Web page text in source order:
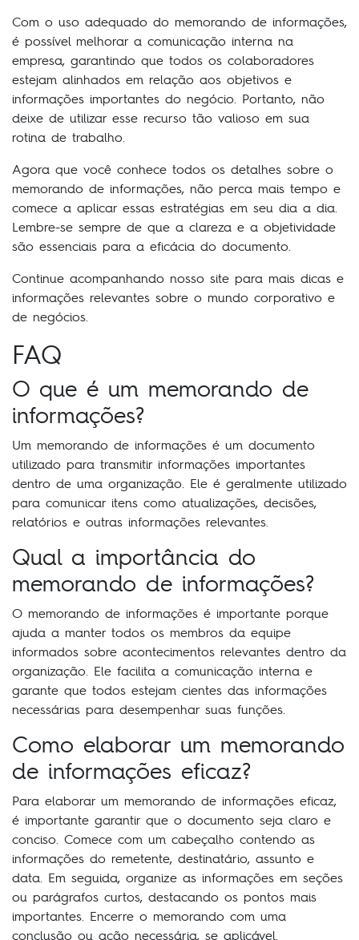
Com o uso adequado do memorando de informações,
é possível melhorar a comunicação interna na
empresa, garantindo que todos os colaboradores
estejam alinhados em relação aos objetivos e
informações importantes do negócio. Portanto, não
deixe de utilizar esse recurso tão valioso em sua
rotina de trabalho.
Agora que você conhece todos os detalhes sobre o
memorando de informações, não perca mais tempo e
comece a aplicar essas estratégias em seu dia a dia.
Lembre-se sempre de que a clareza e a objetividade
são essenciais para a eficácia do documento.
Continue acompanhando nosso site para mais dicas e
informações relevantes sobre o mundo corporativo e
de negócios.
FAQ
O que é um memorando de
informações?
Um memorando de informações é um documento
utilizado para transmitir informações importantes
dentro de uma organização. Ele é geralmente utilizado
para comunicar itens como atualizações, decisões,
relatórios e outras informações relevantes.
Qual a importância do
memorando de informações?
O memorando de informações é importante porque
ajuda a manter todos os membros da equipe
informados sobre acontecimentos relevantes dentro da
organização. Ele facilita a comunicação interna e
garante que todos estejam cientes das informações
necessárias para desempenhar suas funções.
Como elaborar um memorando
de informações eficaz?
Para elaborar um memorando de informações eficaz,
é importante garantir que o documento seja claro e
conciso. Comece com um cabeçalho contendo as
informações do remetente, destinatário, assunto e
data. Em seguida, organize as informações em seções
ou parágrafos curtos, destacando os pontos mais
importantes. Encerre o memorando com uma
conclusão ou ação necessária, se aplicável.